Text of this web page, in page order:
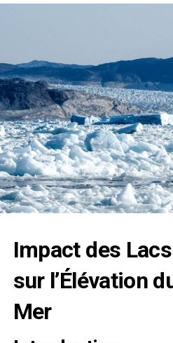
Impact des
sur l’Élévation
Mer